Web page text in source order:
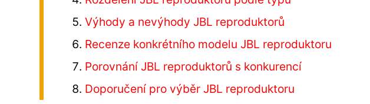
Výhody a nevýhody JBL reproduktorů
Recenze konkrétního modelu JBL reproduktoru
Porovnání JBL reproduktorů s konkurencí
Doporučení pro výběr JBL reproduktoru